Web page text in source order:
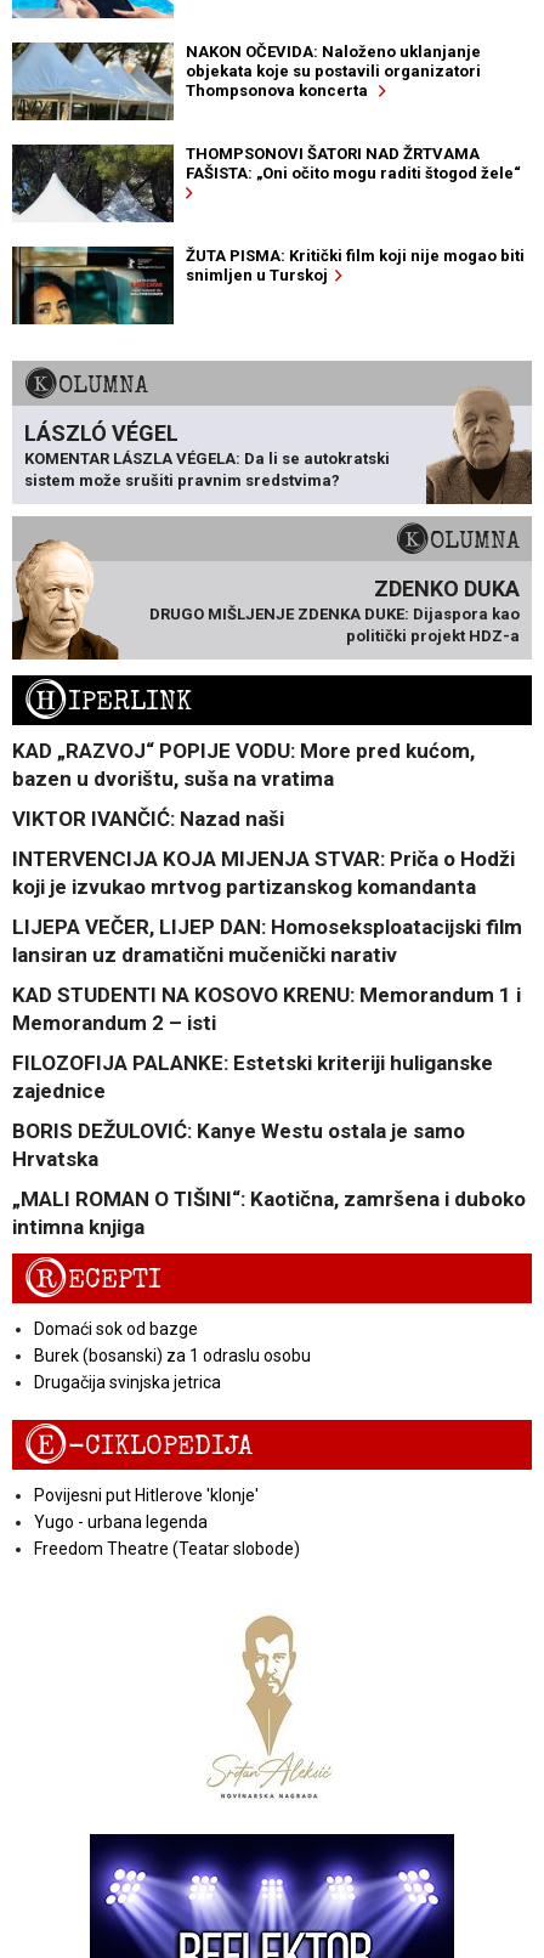
NAKON OČEVIDA: Naloženo uklanjanje
objekata koje su postavili organizatori
Thompsonova koncerta
THOMPSONOVI ŠATORI NAD ŽRTVAMA
FAŠISTA: „Oni očito mogu raditi štogod žele“
ŽUTA PISMA: Kritički film koji nije mogao biti
snimljen u Turskoj
KOLUMNA
LÁSZLÓ VÉGEL
KOMENTAR LÁSZLA VÉGELA: Da li se autokratski
sistem može srušiti pravnim sredstvima?
KOLUMNA
ZDENKO DUKA
DRUGO MIŠLJENJE ZDENKA DUKE: Dijaspora kao
politički projekt HDZ-a
HIPERLINK
KAD „RAZVOJ“ POPIJE VODU: More pred kućom,
bazen u dvorištu, suša na vratima
VIKTOR IVANČIĆ: Nazad naši
INTERVENCIJA KOJA MIJENJA STVAR: Priča o Hodži
koji je izvukao mrtvog partizanskog komandanta
LIJEPA VEČER, LIJEP DAN: Homoseksploatacijski film
lansiran uz dramatični mučenički narativ
KAD STUDENTI NA KOSOVO KRENU: Memorandum 1 i
Memorandum 2 – isti
FILOZOFIJA PALANKE: Estetski kriteriji huliganske
zajednice
BORIS DEŽULOVIĆ: Kanye Westu ostala je samo
Hrvatska
„MALI ROMAN O TIŠINI“: Kaotična, zamršena i duboko
intimna knjiga
RECEPTI
Domaći sok od bazge
Burek (bosanski) za 1 odraslu osobu
Drugačija svinjska jetrica
E-CIKLOPEDIJA
Povijesni put Hitlerove 'klonje'
Yugo - urbana legenda
Freedom Theatre (Teatar slobode)